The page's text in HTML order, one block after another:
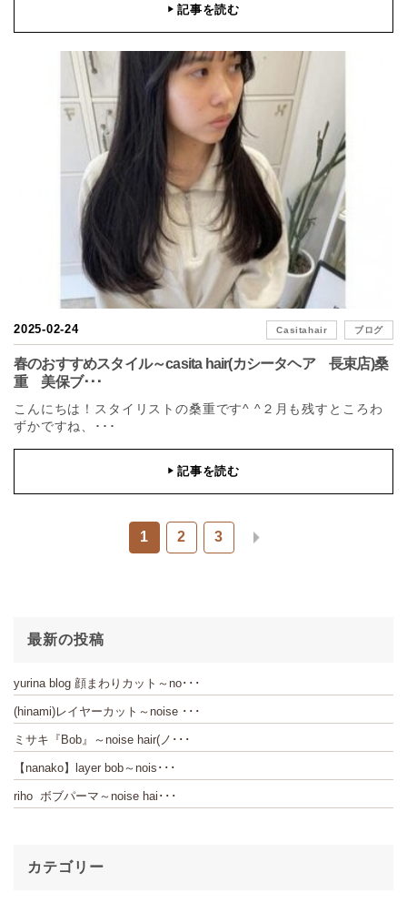
▶記事を読む
2025-02-24 Casitahair ブログ
春のおすすめスタイル～casita hair(カシータヘア 長束店)桑
重 美保ブ･･･
こんにちは！スタイリストの桑重です^ ^２月も残すところわ
ずかですね、･･･
▶記事を読む
1 2 3
最新の投稿
yurina blog 顔まわりカット～no･･･
(hinami)レイヤーカット～noise ･･･
ミサキ『Bob』～noise hair(ノ･･･
【nanako】layer bob～nois･･･
riho ボブパーマ～noise hai･･･
カテゴリー